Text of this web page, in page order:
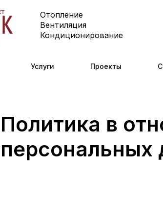
Отопление
Вентиляция
Кондиционирование
Услуги Проекты
Политика в